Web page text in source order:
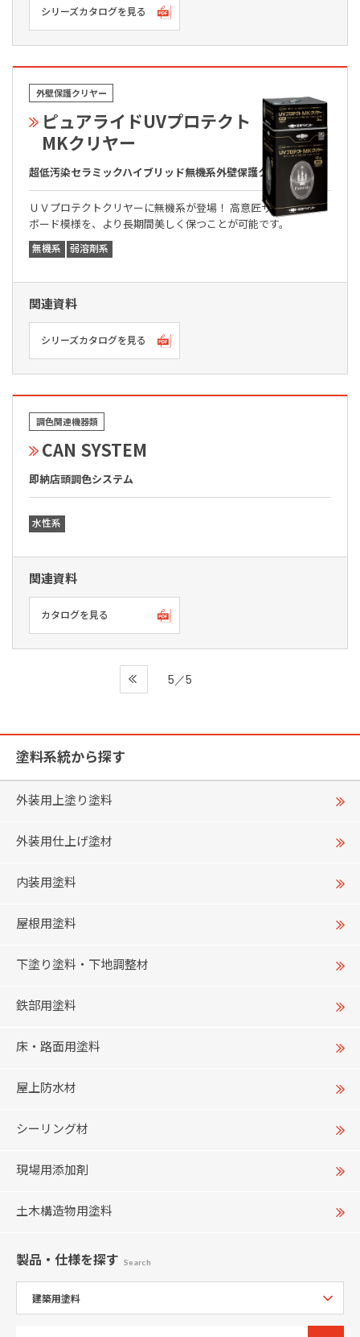
シリーズカタログを見る
外壁保護クリヤー
ピュアライドUVプロテクト
MKクリヤー
超低汚染セラミックハイブリッド無機系外壁保護クリヤー
ＵＶプロテクトクリヤーに無機系が登場！ 高意匠サイディング
ボード模様を、より長期間美しく保つことが可能です。
無機系 弱溶剤系
関連資料
シリーズカタログを見る
調色関連機器類
CAN SYSTEM
即納店頭調色システム
水性系
関連資料
カタログを見る
5／5
塗料系統から探す
外装用上塗り塗料
外装用仕上げ塗材
内装用塗料
屋根用塗料
下塗り塗料・下地調整材
鉄部用塗料
床・路面用塗料
屋上防水材
シーリング材
現場用添加剤
土木構造物用塗料
製品・仕様を探す Search